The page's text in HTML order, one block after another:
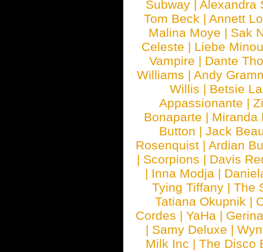
Subway |Alexandra
Tom Beck |Annett
Malina Moye | Sak
Celeste | Liebe Minou
Vampire | Dante
Williams | Andy
Willis | Betsie
Appassionante |
Bonaparte | Miranda
Button | Jack
Rosenquist |Ardian
| Scorpions | Davis
| Inna Modja |
Tying Tiffany |The
Tatiana Okupnik |
Cordes |YaHa |
| Samy Deluxe |
Milk Inc |The Disco